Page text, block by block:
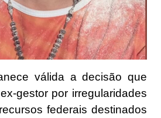
válida a decisão que
gestor por irregularidades
federais destinados